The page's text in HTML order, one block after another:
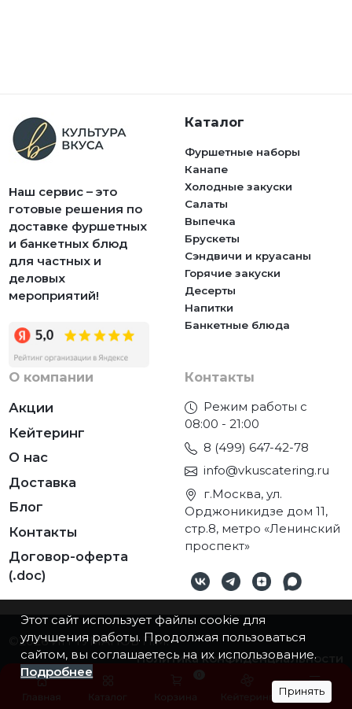
Наш сервис – это
готовые решения по
доставке фуршетных
и банкетных блюд
для частных и
деловых
мероприятий!
Каталог
Фуршетные наборы
Канапе
Холодные закуски
Салаты
Выпечка
Брускеты
Сэндвичи и круасаны
Горячие закуски
Десерты
Напитки
Банкетные блюда
О компании
Акции
Кейтеринг
О нас
Доставка
Блог
Контакты
Договор-оферта
(.doc)
Контакты
Режим работы с
08:00 - 21:00
8 (499) 647-42-78
info@vkuscatering.ru
г.Москва, ул.
Орджоникидзе дом 11,
стр.8, метро «Ленинский
проспект»
©2026ИП ТУМАНОВ П.М.
Политика конфиденциальности
Этот сайт использует файлы cookie для
улучшения работы. Продолжая пользоваться
сайтом, вы соглашаетесь на их использование.
Подробнее
Принять